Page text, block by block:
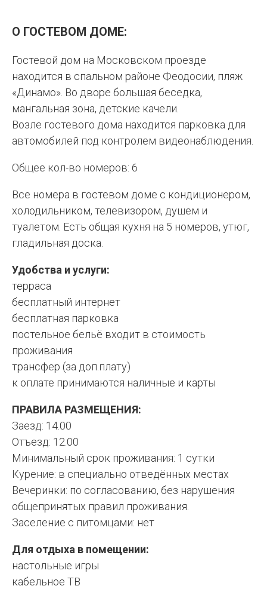
О ГОСТЕВОМ ДОМЕ:
Гостевой дом на Московском проезде
находится в спальном районе Феодосии, пляж
«Динамо». Во дворе большая беседка,
мангальная зона, детские качели.
Возле гостевого дома находится парковка для
автомобилей под контролем видеонаблюдения.
Общее кол-во номеров: 6
Все номера в гостевом доме с кондиционером,
холодильником, телевизором, душем и
туалетом. Есть общая кухня на 5 номеров, утюг,
гладильная доска.
Удобства и услуги:
терраса
бесплатный интернет
бесплатная парковка
постельное бельё входит в стоимость
проживания
трансфер (за доп.плату)
к оплате принимаются наличные и карты
ПРАВИЛА РАЗМЕЩЕНИЯ:
Заезд: 14.00
Отъезд: 12.00
Минимальный срок проживания: 1 сутки
Курение: в специально отведённых местах
Вечеринки: по согласованию, без нарушения
общепринятых правил проживания.
Заселение с питомцами: нет
Для отдыха в помещении:
настольные игры
кабельное ТВ